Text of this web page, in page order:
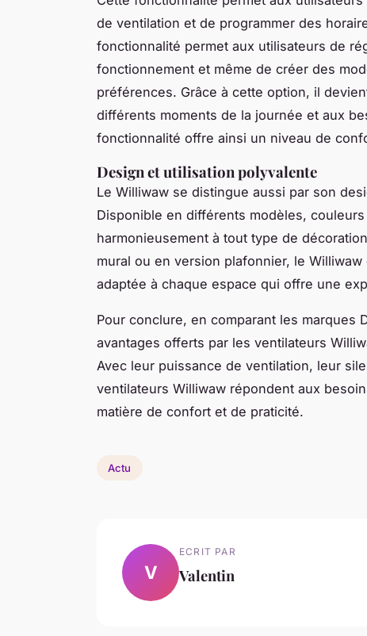
de ventilation et de programmer des
fonctionnalité permet aux utilisateurs de
fonctionnement et même de créer des
préférences. Grâce à cette option, il
différents moments de la journée et aux
fonctionnalité offre ainsi un niveau de
Design et utilisation polyvalente
Le Williwaw se distingue aussi par son
Disponible en différents modèles,
harmonieusement à tout type de
mural ou en version plafonnier, le
adaptée à chaque espace qui offre une
Pour conclure, en comparant les marques
avantages offerts par les ventilateurs
Avec leur puissance de ventilation, leur
ventilateurs Williwaw répondent aux
matière de confort et de praticité.
Actu
V
ECRIT PAR
Valentin